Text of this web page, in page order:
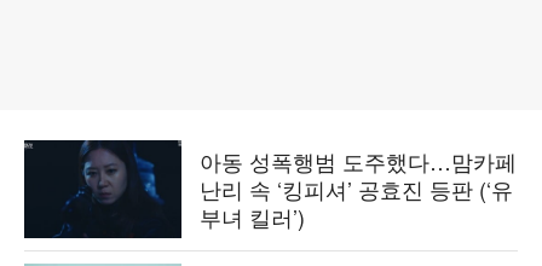
아동 성폭행범 도주했다…맘카페
난리 속 ‘킹피셔’ 공효진 등판 (‘유
부녀 킬러’)